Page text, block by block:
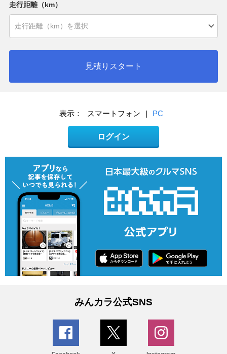
走行距離（km）
見積りスタート
表示： スマートフォン | PC
ログイン
みんカラ公式SNS